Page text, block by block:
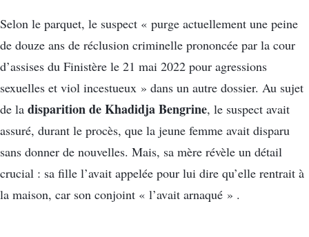
Selon le parquet, le suspect « purge actuellement une peine
de douze ans de réclusion criminelle prononcée par la cour
d’assises du Finistère le 21 mai 2022 pour agressions
sexuelles et viol incestueux » dans un autre dossier. Au sujet
de la disparition de Khadidja Bengrine, le suspect avait
assuré, durant le procès, que la jeune femme avait disparu
sans donner de nouvelles. Mais, sa mère révèle un détail
crucial : sa fille l’avait appelée pour lui dire qu’elle rentrait à
la maison, car son conjoint « l’avait arnaqué » .